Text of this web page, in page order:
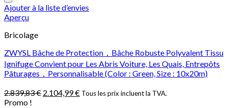
Ajouter à la liste d’envies
Aperçu
Bricolage
ZWYSL Bâche de Protection，Bâche Robuste Polyvalent Tissu
Ignifuge Convient pour Les Abris Voiture, Les Quais, Entrepôts
Pâturages，Personnalisable (Color : Green, Size : 10x20m)
2.839,83€ 2.104,99€ Tous les prix incluent la TVA.
Promo !